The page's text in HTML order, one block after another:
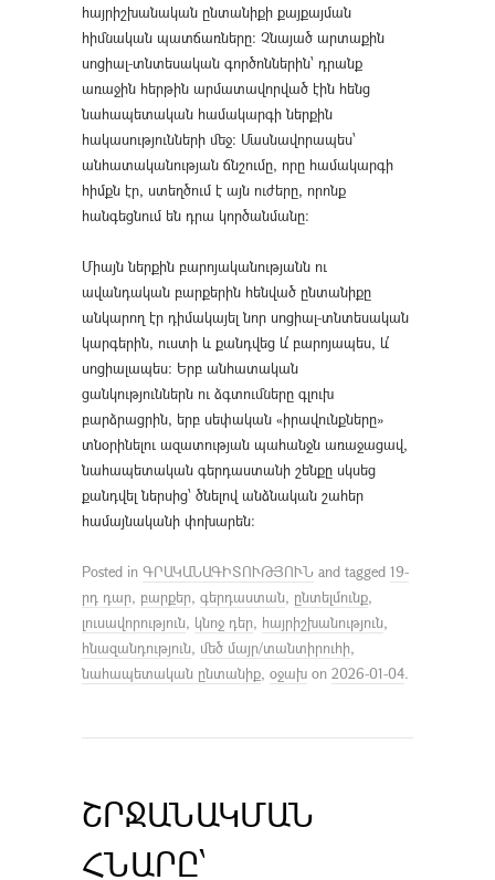
հայրիշխանական ընտանիքի քայքայման
հիմնական պատճառները։ Չնայած արտաքին
սոցիալ-տնտեսական գործոններին՝ դրանք
առաջին հերթին արմատավորված էին հենց
նահապետական համակարգի ներքին
հակասությունների մեջ։ Մասնավորապես՝
անհատականության ճնշումը, որը համակարգի
հիմքն էր, ստեղծում է այն ուժերը, որոնք
հանգեցնում են դրա կործանմանը։
Միայն ներքին բարոյականությանն ու
ավանդական բարքերին հենված ընտանիքը
անկարող էր դիմակայել նոր սոցիալ-տնտեսական
կարգերին, ուստի և քանդվեց և՛ բարոյապես, և՛
սոցիալապես։ Երբ անհատական
ցանկություններն ու ձգտումները գլուխ
բարձրացրին, երբ սեփական «իրավունքները»
տնօրինելու ազատության պահանջն առաջացավ,
նահապետական գերդաստանի շենքը սկսեց
քանդվել ներսից՝ ծնելով անձնական շահեր
համայնականի փոխարեն։
Posted in ԳՐԱԿԱՆԱԳԻՏՈՒԹՅՈՒՆ and tagged 19-
րդ դար, բարքեր, գերդաստան, ընտելմունք,
լուսավորություն, կնոջ դեր, հայրիշխանություն,
հնազանդություն, մեծ մայր/տանտիրուհի,
նահապետական ընտանիք, օջախ on 2026-01-04.
ՇՐՋԱՆԱԿՄԱՆ
ՀՆԱՐԸ՝